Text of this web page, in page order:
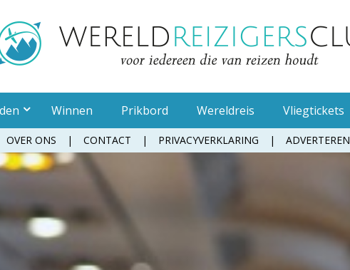
Tandenborstel
Winnen Prikbord Wereldreis Vliegtickets
OVER ONS CONTACT PRIVACYVERKLARING ADVERTEREN